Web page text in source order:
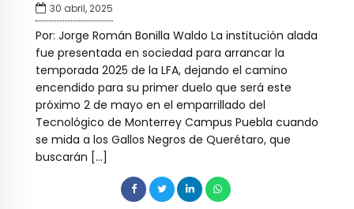
30 abril, 2025
Por: Jorge Román Bonilla Waldo La institución alada
fue presentada en sociedad para arrancar la
temporada 2025 de la LFA, dejando el camino
encendido para su primer duelo que será este
próximo 2 de mayo en el emparrillado del
Tecnológico de Monterrey Campus Puebla cuando
se mida a los Gallos Negros de Querétaro, que
buscarán […]